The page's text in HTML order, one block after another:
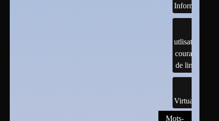
Informatiques
utlisation
courante
de linux
Virtualisation
Mots-